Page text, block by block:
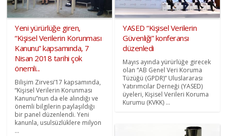
Yeni yürürlüğe giren,
“Kişisel Verilerin Korunması
Kanunu” kapsamında, 7
Nisan 2018 tarihi çok
önemli...
Bilişim Zirvesi’17 kapsamında,
“Kişisel Verilerin Korunması
Kanunu”nun da ele alındığı ve
önemli bilgilerin paylaşıldığı
bir panel düzenlendi. Yeni
kanunla, usulsüzlüklere milyon
...
YASED “Kişisel Verilerin
Güvenliği” konferansı
düzenledi
Mayıs ayında yürürlüğe girecek
olan “AB Genel Veri Koruma
Tüzüğü (GPDR)” Uluslararası
Yatırımcılar Derneği (YASED)
üyeleri, Kişisel Verileri Koruma
Kurumu (KVKK) ...